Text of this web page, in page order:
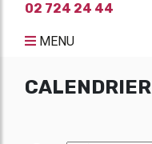
02 724 24 44
MENU
CALENDRIER